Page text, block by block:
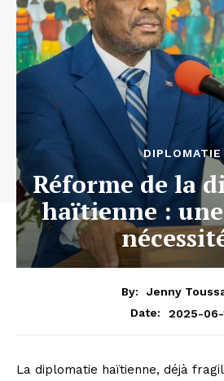
DIPLOMATIE
Réforme de la
haïtienne :
By:
Jenny
Date:
2025-06-
La diplomatie haïtienne, déjà